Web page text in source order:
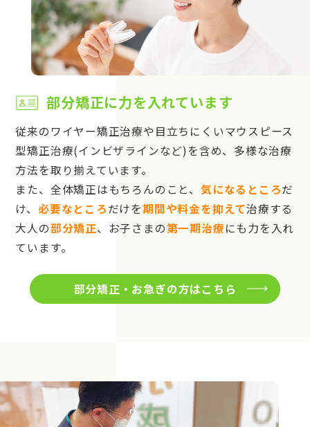
部分矯正に力を入れています
従来のワイヤー矯正治療や目立ちにくいマウスピース
型矯正治療(インビザラインなど)を含め、多様な治療
方法を取り揃えています。
また、全体矯正はもちろんのこと、 気になるところだ
け、 必要なところだけを期間や料金を抑えて治療する
大人の部分矯正、お子さまの第一期治療にも力を入れ
ています。
部分矯正・お急ぎの方はこちら